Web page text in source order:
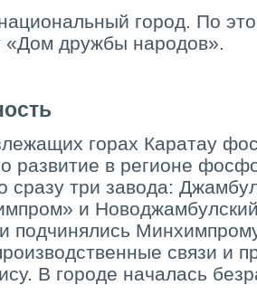
город. По
«Дом дружбы народов».
горах Каратау
развитие в регионе
сразу три завода:
и
подчинялись
связи и
В городе началась